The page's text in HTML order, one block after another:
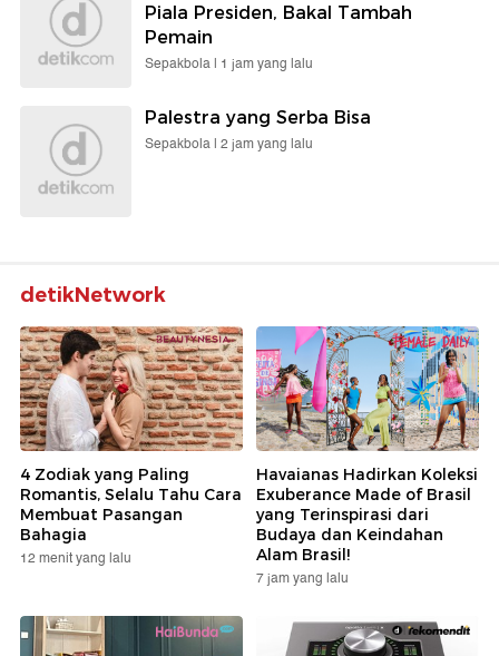
Piala Presiden, Bakal Tambah
Pemain
Sepakbola | 1 jam yang lalu
Palestra yang Serba Bisa
Sepakbola | 2 jam yang lalu
detikNetwork
4 Zodiak yang Paling
Romantis, Selalu Tahu Cara
Membuat Pasangan
Bahagia
12 menit yang lalu
Havaianas Hadirkan Koleksi
Exuberance Made of Brasil
yang Terinspirasi dari
Budaya dan Keindahan
Alam Brasil!
7 jam yang lalu